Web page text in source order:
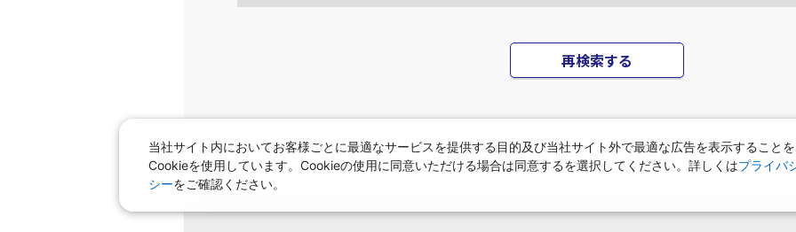
再検索する
当社サイト内においてお客様ごとに最適なサービスを提供する目的及び当社サイト外で最適な広告を表示すること
Cookieを使用しています。Cookieの使用に同意いただける場合は同意するを選択してください。詳しくはプライバ
シーをご確認ください。